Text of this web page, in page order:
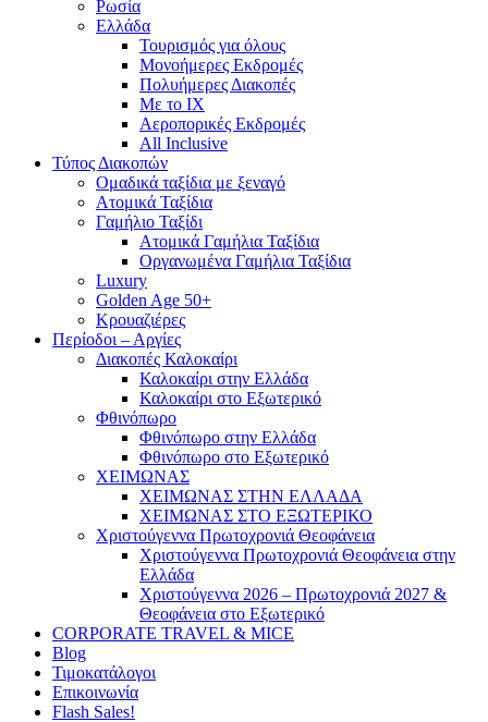
Ρωσία
Ελλάδα
Τουρισμός για όλους
Mονοήμερες Εκδρομές
Πολυήμερες Διακοπές
Με το ΙΧ
Αεροπορικές Εκδρομές
All Inclusive
Τύπος Διακοπών
Ομαδικά ταξίδια με ξεναγό
Ατομικά Ταξίδια
Γαμήλιο Ταξίδι
Ατομικά Γαμήλια Ταξίδια
Οργανωμένα Γαμήλια Ταξίδια
Luxury
Golden Age 50+
Κρουαζιέρες
Περίοδοι – Αργίες
Διακοπές Καλοκαίρι
Καλοκαίρι στην Ελλάδα
Καλοκαίρι στο Εξωτερικό
Φθινόπωρο
Φθινόπωρο στην Ελλάδα
Φθινόπωρο στο Εξωτερικό
ΧΕΙΜΩΝΑΣ
ΧΕΙΜΩΝΑΣ ΣΤΗΝ ΕΛΛΑΔΑ
ΧΕΙΜΩΝΑΣ ΣΤΟ ΕΞΩΤΕΡΙΚΟ
Χριστούγεννα Πρωτοχρονιά Θεοφάνεια
Χριστούγεννα Πρωτοχρονιά Θεοφάνεια στην
Ελλάδα
Χριστούγεννα 2026 – Πρωτοχρονιά 2027 &
Θεοφάνεια στο Εξωτερικό
CORPORATE TRAVEL & MICE
Blog
Τιμοκατάλογοι
Επικοινωνία
Flash Sales!